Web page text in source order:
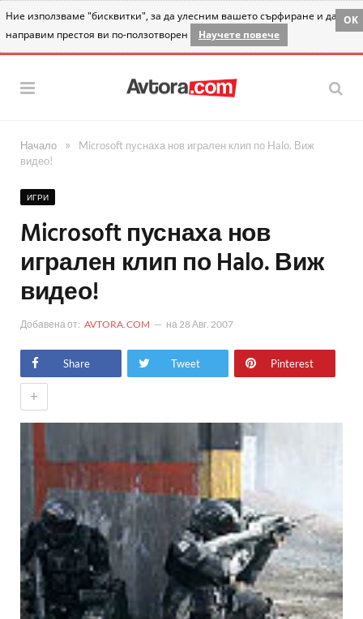
Ние използваме "бисквитки", за да улесним вашето сърфиране и да
направим престоя ви по-ползотворен
Научете повече
OK
Начало »
Microsoft пуснаха нов игрален клип по Halo. Виж
видео!
ИГРИ
Microsoft пуснаха нов
игрален клип по Halo. Виж
видео!
Добавена от: AVTORA.COM на 28 Авг. 2007
Share Tweet Pinterest
+